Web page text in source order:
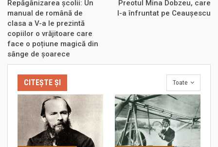
Repăgânizarea școlii: Un
manual de română de
clasa a V-a le prezintă
copiilor o vrăjitoare care
face o poțiune magică din
sânge de șoarece
Preotul Mina Dobzeu, care
l-a înfruntat pe Ceaușescu
Toate
CITEȘTE ȘI